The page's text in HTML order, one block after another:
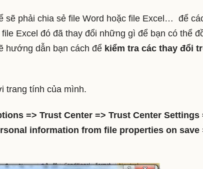
sẽ phải chia sẻ file Word hoặc file Excel… để
Excel đó đã thay đổi những gì để bạn có thể
hướng dẫn bạn cách để kiểm tra các thay đổi
trang tính của mình.
=> Trust Center => Trust Center Settings
information from file properties on save